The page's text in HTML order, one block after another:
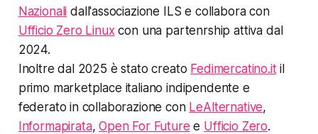
Nazionali dall'associazione ILS e collabora con
Ufficio Zero Linuxcon una partenrship attiva dal
2024.
Inoltre dal 2025 è stato creato Fedimercatino.itil
primo marketplace italiano indipendente e
federato in collaborazione con LeAlternative,
Informapirata,Open For Future e Ufficio Zero.